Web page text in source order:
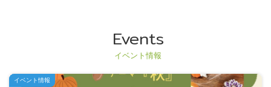
Events
イベント情報
イベント情報